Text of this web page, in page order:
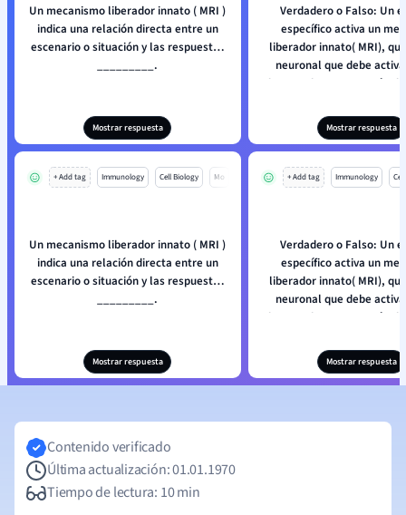
Un mecanismo liberador innato ( MRI )
indica una relación directa entre un
escenario o situación y las respuestas
_________.
Mostrar respuesta
Verdadero o Falso: Un
específico activa un
liberador innato( MRI),
neuronal que debe
desencadenar un patrón
Mostrar respuesta
+ Add tag Immunology Cell Biology Mo
Un mecanismo liberador innato ( MRI )
indica una relación directa entre un
escenario o situación y las respuestas
_________.
Mostrar respuesta
+ Add tag Immunology
Verdadero o Falso: Un
específico activa un
liberador innato( MRI),
neuronal que debe
desencadenar un patrón
Mostrar respuesta
Contenido verificado
Última actualización: 01.01.1970
Tiempo de lectura: 10 min